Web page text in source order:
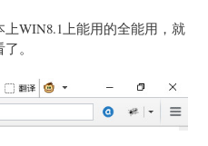
WIN8.1上能用的全能用，就
。